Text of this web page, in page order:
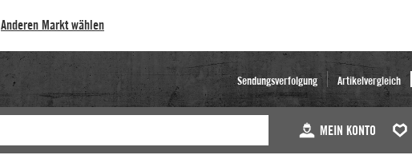
Anderen Markt wählen
Sendungsverfolgung Artikelvergleich
MEIN KONTO